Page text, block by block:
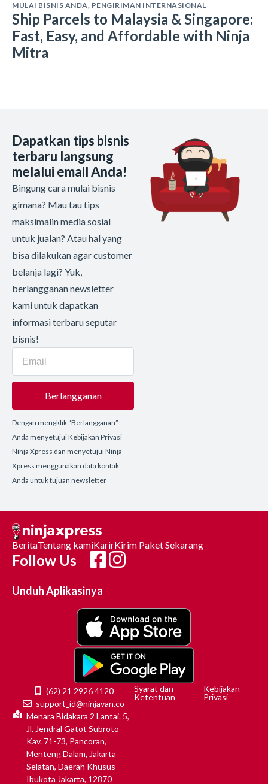
MULAI BISNIS ANDA, PENGIRIMAN INTERNASIONAL
Ship Parcels to Malaysia & Singapore:
Fast, Easy, and Affordable with Ninja
Mitra
Dapatkan tips bisnis
terbaru langsung
melalui email Anda!
Bingung cara mulai bisnis
gimana? Mau tau tips
maksimalin media sosial
untuk jualan? Atau hal yang
bisa dilakukan agar customer
belanja lagi? Yuk,
berlangganan newsletter
kami untuk dapatkan
informasi terbaru seputar
bisnis!
Berlangganan
Dengan mengklik “Berlangganan”
Anda menyetujui Kebijakan Privasi
Ninja Xpress dan menyetujui Ninja
Xpress menggunakan data kontak
Anda untuk tujuan newsletter
BeritaTentang kamiKarirKirim Paket Sekarang
Follow Us
Unduh Aplikasinya
(62) 21 2926 4120
support_id@ninjavan.co
Menara Bidakara 2 Lantai. 5,
Jl. Jendral Gatot Subroto
Kav. 71-73, Pancoran,
Menteng Dalam, Jakarta
Selatan, Daerah Khusus
Ibukota Jakarta, 12870
Syarat dan
Ketentuan
Kebijakan
Privasi